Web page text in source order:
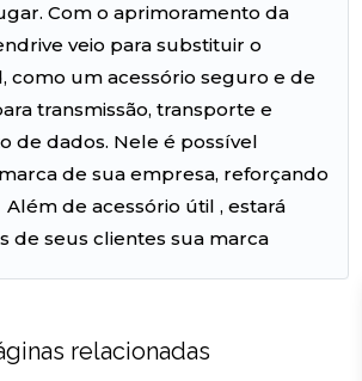
Com o aprimoramento da
veio para substituir o
como um acessório seguro e de
transmissão, transporte e
de dados. Nele é possível
de sua empresa, reforçando
de acessório útil , estará
de seus clientes sua marca
relacionadas